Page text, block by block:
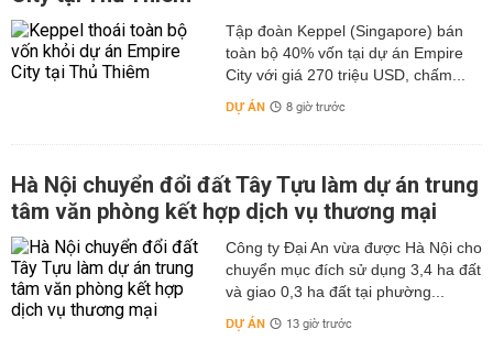
Tập đoàn Keppel (Singapore) bán
toàn bộ 40% vốn tại dự án Empire
City với giá 270 triệu USD, chấm...
DỰ ÁN 8 giờ trước
Hà Nội chuyển đổi đất Tây Tựu làm dự án trung
tâm văn phòng kết hợp dịch vụ thương mại
Công ty Đại An vừa được Hà Nội cho
chuyển mục đích sử dụng 3,4 ha đất
và giao 0,3 ha đất tại phường...
DỰ ÁN 13 giờ trước